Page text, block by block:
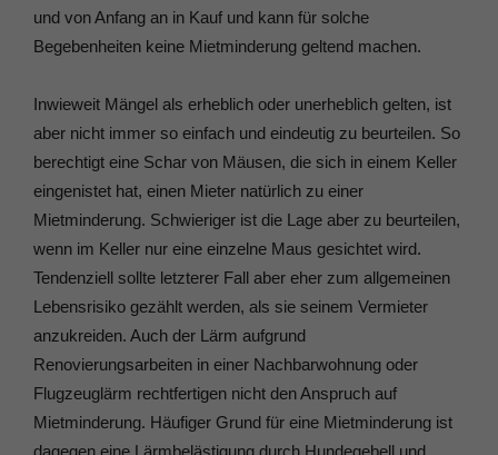
und von Anfang an in Kauf und kann für solche
Begebenheiten keine Mietminderung geltend machen.
Inwieweit Mängel als erheblich oder unerheblich gelten, ist
aber nicht immer so einfach und eindeutig zu beurteilen. So
berechtigt eine Schar von Mäusen, die sich in einem Keller
eingenistet hat, einen Mieter natürlich zu einer
Mietminderung. Schwieriger ist die Lage aber zu beurteilen,
wenn im Keller nur eine einzelne Maus gesichtet wird.
Tendenziell sollte letzterer Fall aber eher zum allgemeinen
Lebensrisiko gezählt werden, als sie seinem Vermieter
anzukreiden. Auch der Lärm aufgrund
Renovierungsarbeiten in einer Nachbarwohnung oder
Flugzeuglärm rechtfertigen nicht den Anspruch auf
Mietminderung. Häufiger Grund für eine Mietminderung ist